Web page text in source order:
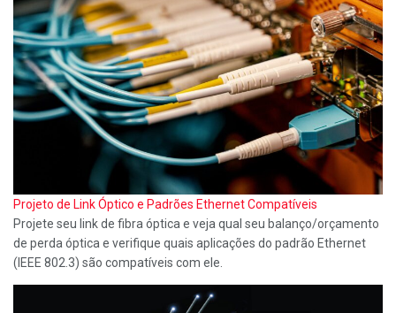
Projeto de Link Óptico e Padrões Ethernet Compatíveis
Projete seu link de fibra óptica e veja qual seu balanço/orçamento
de perda óptica e verifique quais aplicações do padrão Ethernet
(IEEE 802.3) são compatíveis com ele.